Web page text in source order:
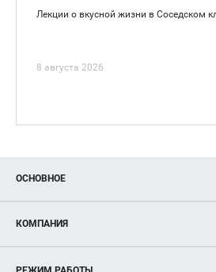
Лекции о вкусной жизни в Соседском
8 августа 2026
ОСНОВНОЕ
Новости
Магазины
Услуги
КОМПАНИЯ